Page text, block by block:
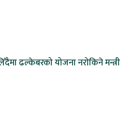
ढल्केबरको योजना नरोकिने मन्त्री